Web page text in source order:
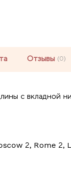
Отзывы (0)
с вкладной
2, Rome 2,